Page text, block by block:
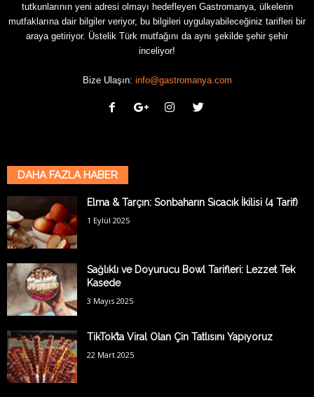
tutkunlarının yeni adresi olmayı hedefleyen Gastromanya, ülkelerin
mutfaklarına dair bilgiler veriyor, bu bilgileri uygulayabileceğiniz tarifleri bir
araya getiriyor. Üstelik Türk mutfağını da aynı şekilde şehir şehir
inceliyor!
Bize Ulaşın: info@gastromanya.com
DAHA FAZLA HABER
Elma & Tarçın: Sonbaharın Sıcacık İkilisi (4 Tarif)
1 Eylül 2025
Sağlıklı ve Doyurucu Bowl Tarifleri: Lezzet Tek
Kasede
3 Mayıs 2025
TikTok’ta Viral Olan Çin Tatlısını Yapıyoruz
22 Mart 2025